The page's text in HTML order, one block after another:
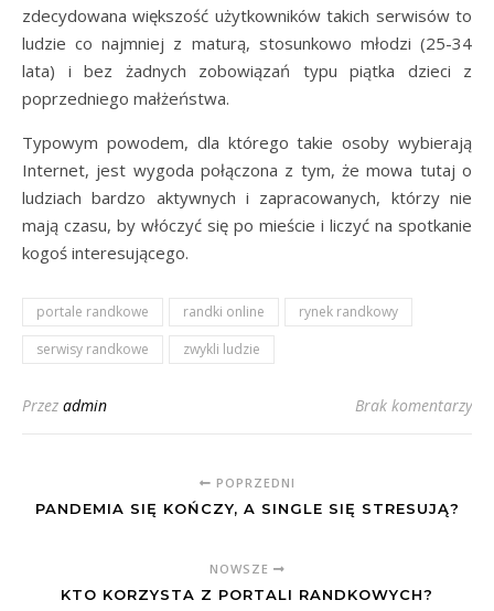
zdecydowana większość użytkowników takich serwisów to
ludzie co najmniej z maturą, stosunkowo młodzi (25-34
lata) i bez żadnych zobowiązań typu piątka dzieci z
poprzedniego małżeństwa.
Typowym powodem, dla którego takie osoby wybierają
Internet, jest wygoda połączona z tym, że mowa tutaj o
ludziach bardzo aktywnych i zapracowanych, którzy nie
mają czasu, by włóczyć się po mieście i liczyć na spotkanie
kogoś interesującego.
portale randkowe randki online
rynek randkowy
serwisy randkowe
zwykli ludzie
Przez admin Brak komentarzy
POPRZEDNI
PANDEMIA SIĘ KOŃCZY, A SINGLE SIĘ STRESUJĄ?
NOWSZE
KTO KORZYSTA Z PORTALI RANDKOWYCH?